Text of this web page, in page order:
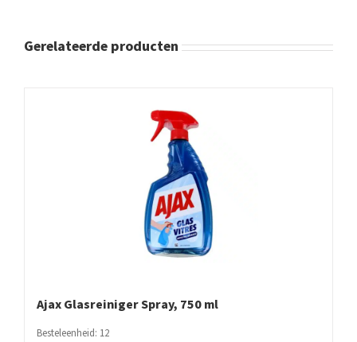
Gerelateerde producten
Ajax Glasreiniger Spray, 750 ml
Besteleenheid: 12